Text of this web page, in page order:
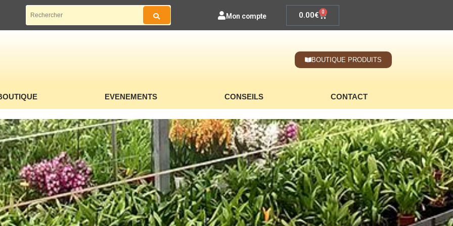
Mon compte 0.00€ 0
BOUTIQUE PRODUITS
EVENEMENTS CONSEILS CONTACT